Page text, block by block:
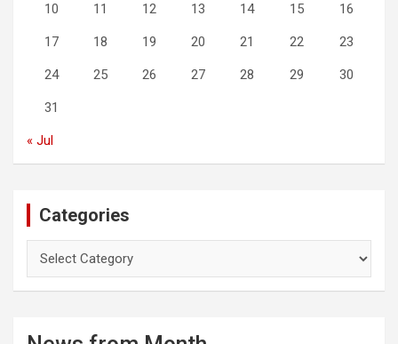
10 11 12 13 14 15 16
17 18 19 20 21 22 23
24 25 26 27 28 29 30
31
« Jul
Categories